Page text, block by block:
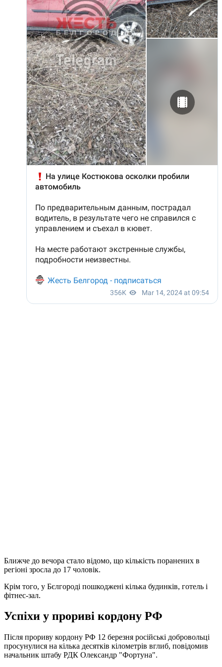
Ближче до вечора стало відомо, що кількість поранених в
регіоні зросла до 17 чоловік.
Крім того, у Бєлгороді пошкоджені кілька будинків, готель і
фітнес-зал.
Успіхи у прориві кордону РФ
Після прориву кордону РФ 12 березня російські добровольці
просунулися на кілька десятків кілометрів вглиб, повідомив
начальник штабу РДК Олександр "Фортуна".